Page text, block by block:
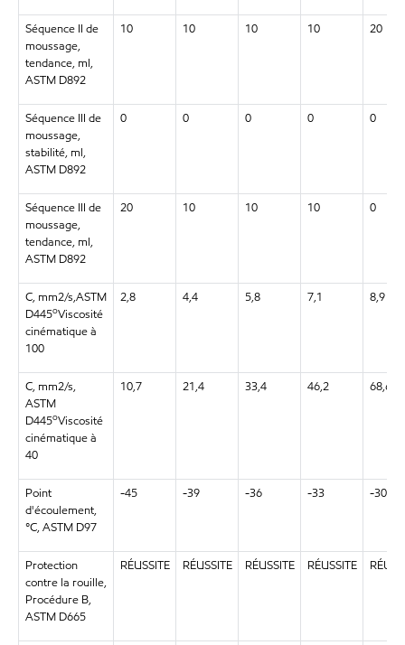
Séquence II de
moussage,
tendance, ml,
ASTM D892
10 10 10 10 20
Séquence III de
moussage,
stabilité, ml,
ASTM D892
0 0 0 0 0
Séquence III de
moussage,
tendance, ml,
ASTM D892
20 10 10 10 0
C, mm2/s,ASTM
D445oViscosité
cinématique à
100
2,8 4,4 5,8 7,1 8,9
C, mm2/s,
ASTM
D445oViscosité
cinématique à
40
10,7 21,4 33,4 46,2 68,6
Point
d'écoulement,
°C, ASTM D97
-45 -39 -36 -33 -30
Protection
contre la rouille,
Procédure B,
ASTM D665
RÉUSSITE RÉUSSITE RÉUSSITE RÉUSSITE